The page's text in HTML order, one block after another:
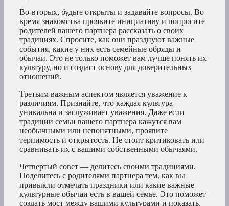
Во-вторых, будьте открыты и задавайте вопросы. Во
время знакомства проявите инициативу и попросите
родителей вашего партнера рассказать о своих
традициях. Спросите, как они празднуют важные
события, какие у них есть семейные обряды и
обычаи. Это не только поможет вам лучше понять их
культуру, но и создаст основу для доверительных
отношений.
Третьим важным аспектом является уважение к
различиям. Признайте, что каждая культура
уникальна и заслуживает уважения. Даже если
традиции семьи вашего партнера кажутся вам
необычными или непонятными, проявите
терпимость и открытость. Не стоит критиковать или
сравнивать их с вашими собственными обычаями.
Четвертый совет — делитесь своими традициями.
Поделитесь с родителями партнера тем, как вы
привыкли отмечать праздники или какие важные
культурные обычаи есть в вашей семье. Это поможет
создать мост между вашими культурами и показать,